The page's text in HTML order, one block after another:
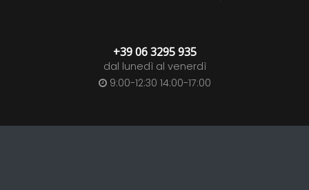
+39 06 3295 935
dal lunedì al venerdì
9:00-12:30 14:00-17:00